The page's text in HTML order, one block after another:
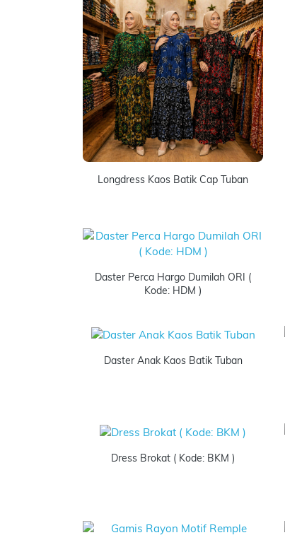
Longdress Kaos Batik Cap Tuban
Daster Perca Hargo Dumilah ORI (
Kode: HDM )
Daster Anak Kaos Batik Tuban
Dress Brokat ( Kode: BKM )